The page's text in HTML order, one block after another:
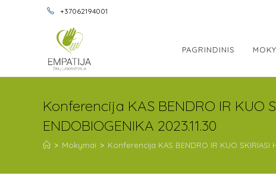
+37062194001
PAGRINDINIS
Konferencija KAS BENDRO IR KUO
ENDOBIOGENIKA 2023.11.30
> Mokymai > Konferencija KAS BENDRO IR KUO SKIRIASI